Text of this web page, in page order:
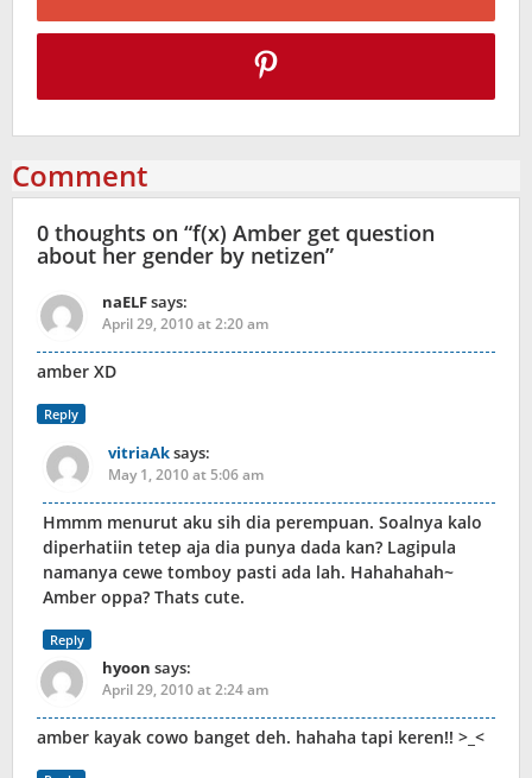
Comment
0 thoughts on “f(x) Amber get question
about her gender by netizen”
naELFsays:
April 29, 2010 at 2:20 am
amber XD
Reply
vitriaAksays:
May 1, 2010 at 5:06 am
Hmmm menurut aku sih dia perempuan. Soalnya kalo
diperhatiin tetep aja dia punya dada kan? Lagipula
namanya cewe tomboy pasti ada lah. Hahahahah~
Amber oppa? Thats cute.
Reply
hyoon says:
April 29, 2010 at 2:24 am
amber kayak cowo banget deh. hahaha tapi keren!! >_<